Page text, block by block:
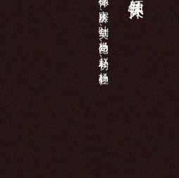
彭德怀、宋庆龄、叶剑英、杨尚昆、赵朴初、杨静仁...